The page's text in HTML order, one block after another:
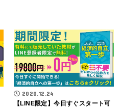
2020.12.24
【LINE限定】今日すぐスタート可